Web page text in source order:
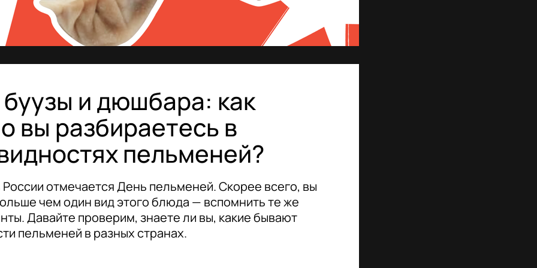
буузы и дюшбара: как
вы разбираетесь в
пельменей?
России отмечается День пельменей. Скорее всего, вы
чем один вид этого блюда — вспомнить те же
Давайте проверим, знаете ли вы, какие бывают
пельменей в разных странах.